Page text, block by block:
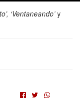
‘Ventaneando’y